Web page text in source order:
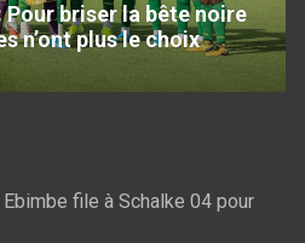
Pour briser la bête noire
n’ont plus le choix
file à Schalke 04 pour